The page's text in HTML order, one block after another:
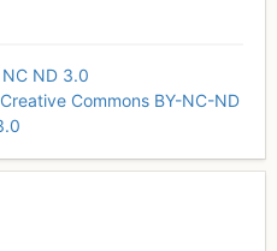
NC ND 3.0
Commons BY-NC-ND